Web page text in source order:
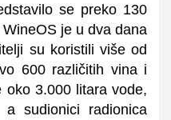
se preko 130
je u dva dana
su koristili više od
600 različitih vina i
oko 3.000 litara vode,
sudionici radionica